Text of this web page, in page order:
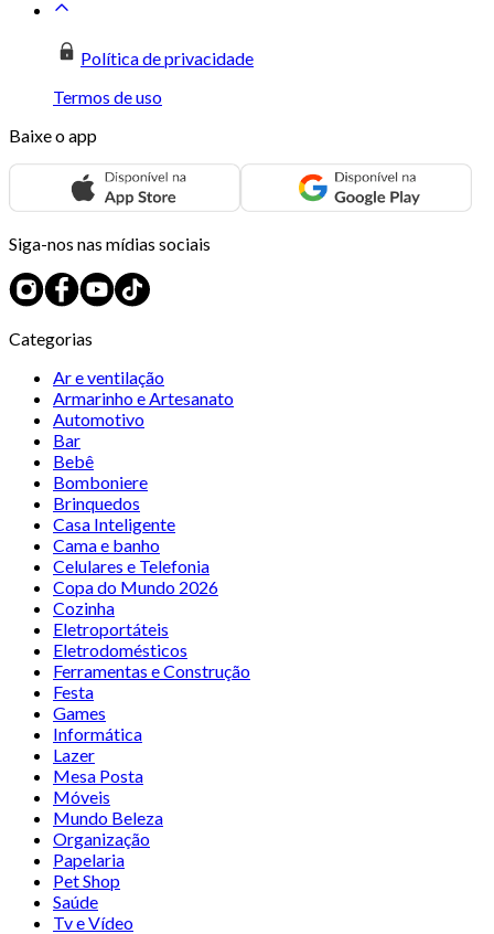
Política de privacidade
Termos de uso
Baixe o app
Siga-nos nas mídias sociais
Categorias
Ar e ventilação
Armarinho e Artesanato
Automotivo
Bar
Bebê
Bomboniere
Brinquedos
Casa Inteligente
Cama e banho
Celulares e Telefonia
Copa do Mundo 2026
Cozinha
Eletroportáteis
Eletrodomésticos
Ferramentas e Construção
Festa
Games
Informática
Lazer
Mesa Posta
Móveis
Mundo Beleza
Organização
Papelaria
Pet Shop
Saúde
Tv e Vídeo